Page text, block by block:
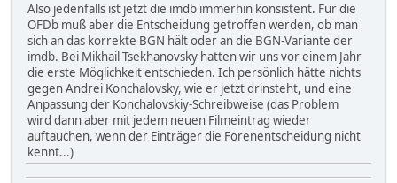
Also jedenfalls ist jetzt die imdb immerhin konsistent. Für die
OFDb muß aber die Entscheidung getroffen werden, ob man
sich an das korrekte BGN hält oder an die BGN-Variante der
imdb. Bei Mikhail Tsekhanovsky hatten wir uns vor einem Jahr
die erste Möglichkeit entschieden. Ich persönlich hätte nichts
gegen Andrei Konchalovsky, wie er jetzt drinsteht, und eine
Anpassung der Konchalovskiy-Schreibweise (das Problem
wird dann aber mit jedem neuen Filmeintrag wieder
auftauchen, wenn der Einträger die Forenentscheidung nicht
kennt...)